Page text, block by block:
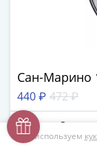
Сан-Марино
440 ₽ 472 ₽
Мы используем